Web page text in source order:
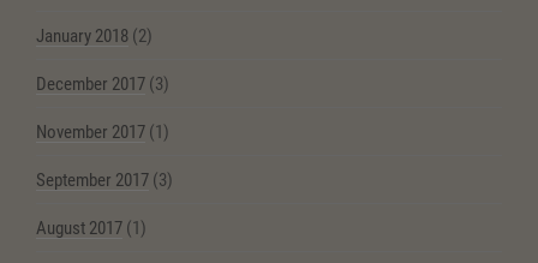
January 2018 (2)
December 2017 (3)
November 2017 (1)
September 2017 (3)
August 2017 (1)